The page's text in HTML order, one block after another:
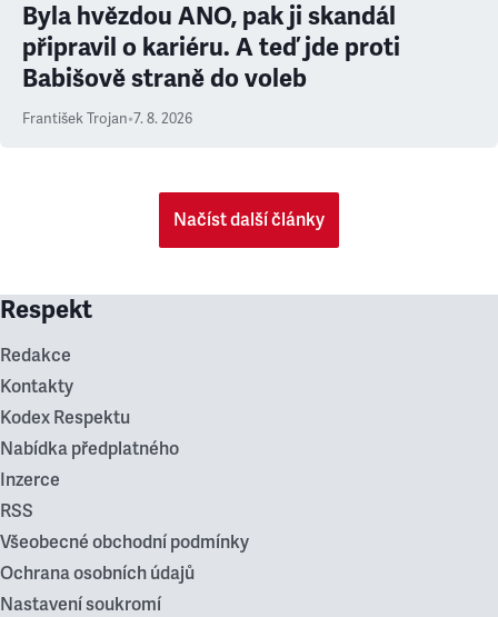
Byla hvězdou ANO, pak ji skandál
připravil o kariéru. A teď jde proti
Babišově straně do voleb
František Trojan•7. 8. 2026
Načíst další články
Respekt
Redakce
Kontakty
Kodex Respektu
Nabídka předplatného
Inzerce
RSS
Všeobecné obchodní podmínky
Ochrana osobních údajů
Nastavení soukromí